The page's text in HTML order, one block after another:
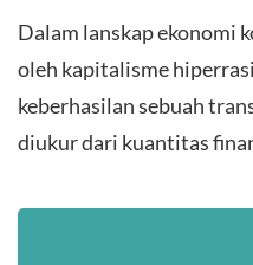
Dalam lanskap ekonomi
oleh kapitalisme
keberhasilan sebuah
diukur dari kuantitas